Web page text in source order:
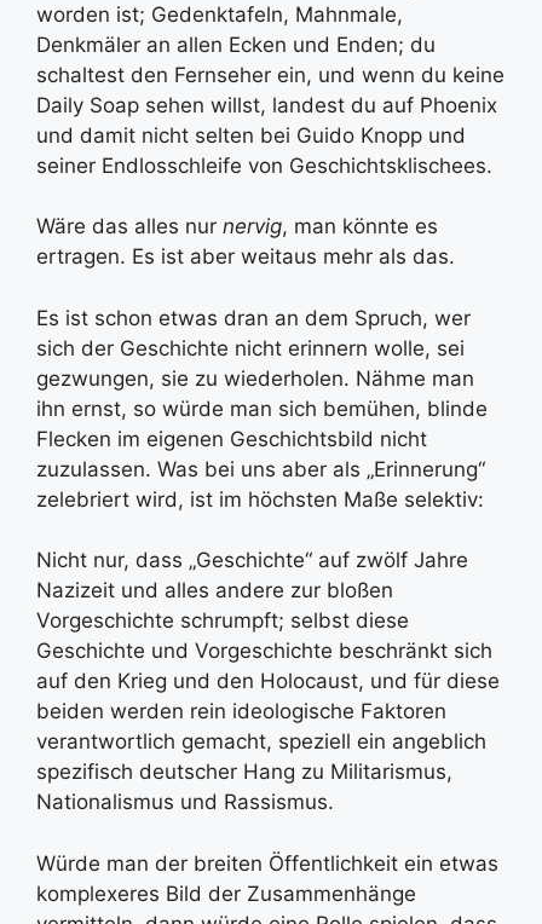
worden ist; Gedenktafeln, Mahnmale,
Denkmäler an allen Ecken und Enden; du
schaltest den Fernseher ein, und wenn du keine
Daily Soap sehen willst, landest du auf Phoenix
und damit nicht selten bei Guido Knopp und
seiner Endlosschleife von Geschichtsklischees.
Wäre das alles nur nervig, man könnte es
ertragen. Es ist aber weitaus mehr als das.
Es ist schon etwas dran an dem Spruch, wer
sich der Geschichte nicht erinnern wolle, sei
gezwungen, sie zu wiederholen. Nähme man
ihn ernst, so würde man sich bemühen, blinde
Flecken im eigenen Geschichtsbild nicht
zuzulassen. Was bei uns aber als „Erinnerung“
zelebriert wird, ist im höchsten Maße selektiv:
Nicht nur, dass „Geschichte“ auf zwölf Jahre
Nazizeit und alles andere zur bloßen
Vorgeschichte schrumpft; selbst diese
Geschichte und Vorgeschichte beschränkt sich
auf den Krieg und den Holocaust, und für diese
beiden werden rein ideologische Faktoren
verantwortlich gemacht, speziell ein angeblich
spezifisch deutscher Hang zu Militarismus,
Nationalismus und Rassismus.
Würde man der breiten Öffentlichkeit ein etwas
komplexeres Bild der Zusammenhänge